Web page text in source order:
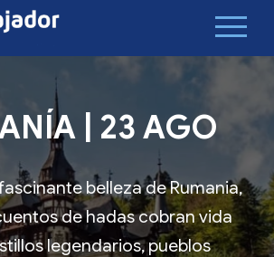
| 23 AGO
belleza de Rumania,
de hadas cobran vida
legendarios, pueblos